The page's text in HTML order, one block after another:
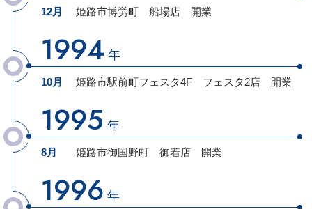
12月 姫路市博労町 船場店開業
1994 年
10月 姫路市駅前町フェスタ4Fフェスタ2店開業
1995 年
8月 姫路市御国野町御着店開業
1996 年